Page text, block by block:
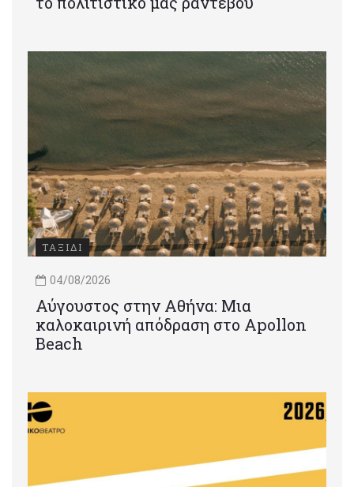
ΤΑΞΙΔΙ
04/08/2026
Αύγουστος στην Αθήνα: Μια
καλοκαιρινή απόδραση στο Apollon
Beach